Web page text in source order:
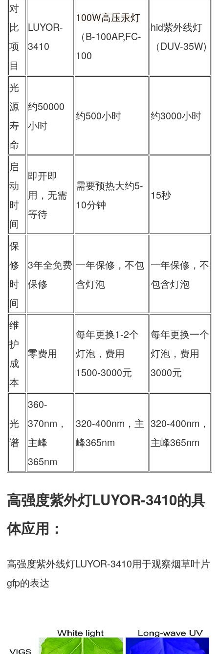
对
比
项
目
LUYOR-
3410
100W高压汞灯
（B-100AP,FC-
100
hid紫外线灯
（DUV-35W)
光
源
寿
命
约50000
小时
约500小时 约3000小时
启
动
时
间
即开即
用，无需
等待
需要预热大约5-
10分钟
15秒
保
修
时
间
3年全免费
保修
一年保修，不包
含灯泡
一年保修，不
包含灯泡
维
护
成
本
零费用
每年更换1-2个
灯泡，费用
1500-3000元
每年更换一个
灯泡，费用
3000元
光
谱
360-
370nm，
主峰
365nm
320-400nm，主
峰365nm
320-400nm，
主峰365nm
高强度紫外灯LUYOR-3410的具
体应用：
高强度紫外线灯LUYOR-3410用于观察烟草叶片
gfp的表达